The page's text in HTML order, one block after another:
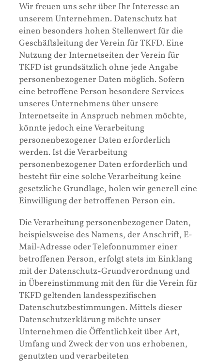
Wir freuen uns sehr über Ihr Interesse an
unserem Unternehmen. Datenschutz hat
einen besonders hohen Stellenwert für die
Geschäftsleitung der Verein für TKFD. Eine
Nutzung der Internetseiten der Verein für
TKFD ist grundsätzlich ohne jede Angabe
personenbezogener Daten möglich. Sofern
eine betroffene Person besondere Services
unseres Unternehmens über unsere
Internetseite in Anspruch nehmen möchte,
könnte jedoch eine Verarbeitung
personenbezogener Daten erforderlich
werden. Ist die Verarbeitung
personenbezogener Daten erforderlich und
besteht für eine solche Verarbeitung keine
gesetzliche Grundlage, holen wir generell eine
Einwilligung der betroffenen Person ein.
Die Verarbeitung personenbezogener Daten,
beispielsweise des Namens, der Anschrift, E-
Mail-Adresse oder Telefonnummer einer
betroffenen Person, erfolgt stets im Einklang
mit der Datenschutz-Grundverordnung und
in Übereinstimmung mit den für die Verein für
TKFD geltenden landesspezifischen
Datenschutzbestimmungen. Mittels dieser
Datenschutzerklärung möchte unser
Unternehmen die Öffentlichkeit über Art,
Umfang und Zweck der von uns erhobenen,
genutzten und verarbeiteten